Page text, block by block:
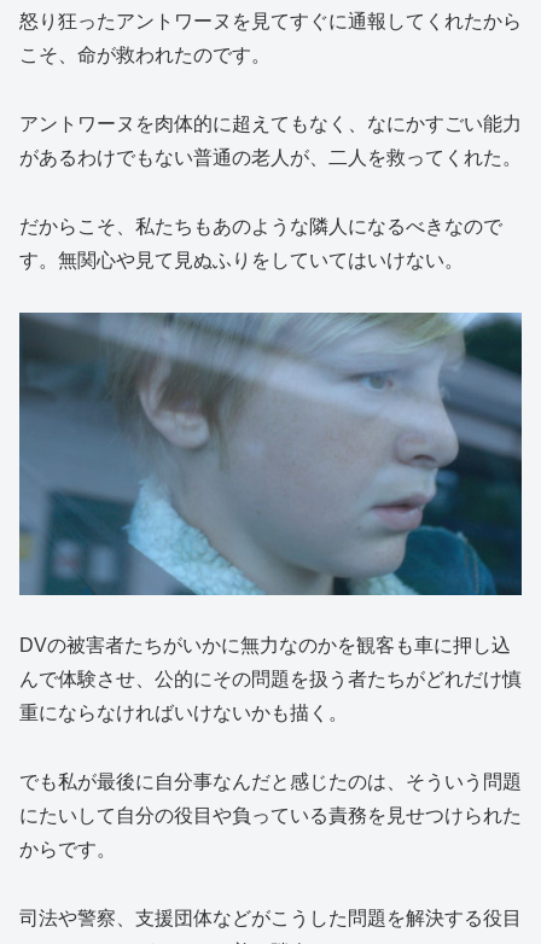
怒り狂ったアントワーヌを見てすぐに通報してくれたから
こそ、命が救われたのです。
アントワーヌを肉体的に超えてもなく、なにかすごい能力
があるわけでもない普通の老人が、二人を救ってくれた。
だからこそ、私たちもあのような隣人になるべきなので
す。無関心や見て見ぬふりをしていてはいけない。
DVの被害者たちがいかに無力なのかを観客も車に押し込
んで体験させ、公的にその問題を扱う者たちがどれだけ慎
重にならなければいけないかも描く。
でも私が最後に自分事なんだと感じたのは、そういう問題
にたいして自分の役目や負っている責務を見せつけられた
からです。
司法や警察、支援団体などがこうした問題を解決する役目